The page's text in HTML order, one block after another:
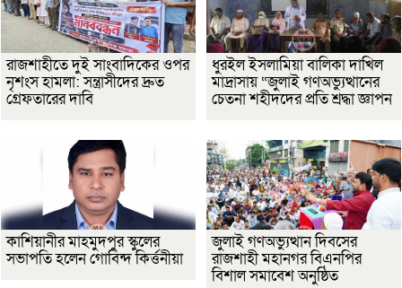
রাজশাহীতে দুই সাংবাদিকের ওপর
নৃশংস হামলা: সন্ত্রাসীদের দ্রুত
গ্রেফতারের দাবি
ধুরইল ইসলামিয়া বালিকা দাখিল
মাদ্রাসায় “জুলাই গণঅভ্যুত্থানের
চেতনা শহীদদের প্রতি শ্রদ্ধা জ্ঞাপন
কাশিয়ানীর মাহমুদপুর স্কুলের
সভাপতি হলেন গোবিন্দ কির্ত্তনীয়া
জুলাই গণঅভ্যুত্থান দিবসের
রাজশাহী মহানগর বিএনপির
বিশাল সমাবেশ অনুষ্ঠিত